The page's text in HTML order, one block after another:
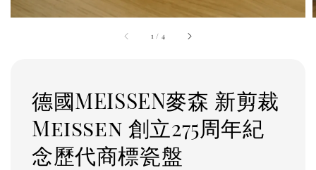
1 / 4
德國MEISSEN麥森 新剪裁
Meissen 創立275周年紀
念歷代商標瓷盤